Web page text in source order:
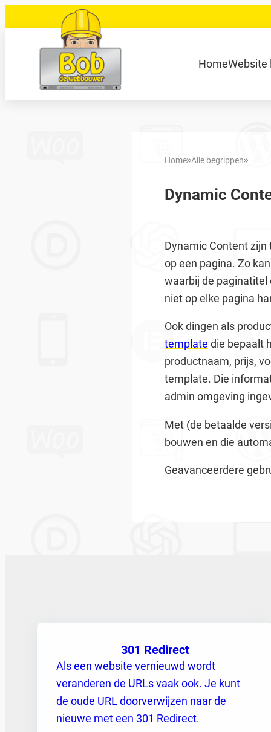
naar
HomeWebsite
040 848 80 69
Zoeken
Home Alle begrippen
Dynamic
Dynamic Content
op een pagina. Zo
waarbij de
niet op elke pagina
Ook dingen als
template die bepaalt
productnaam, prijs,
template. Die
admin omgeving
Met (de betaalde
bouwen en die
Geavanceerdere
301 Redirect
Als een website vernieuwd wordt
veranderen de URLs vaak ook. Je kunt
de oude URL doorverwijzen naar de
nieuwe met een 301 Redirect.